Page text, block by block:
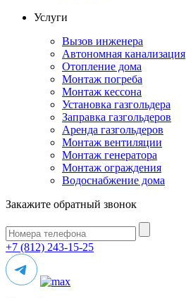
Услуги
Вызов инженера
Автономная канализация
Отопление дома
Монтаж погреба
Монтаж кессона
Установка газгольдера
Заправка газгольдеров
Аренда газгольдеров
Монтаж вентиляции
Монтаж генератора
Монтаж ограждения
Водоснабжение дома
Закажите обратный звонок
+7 (812) 243-15-25